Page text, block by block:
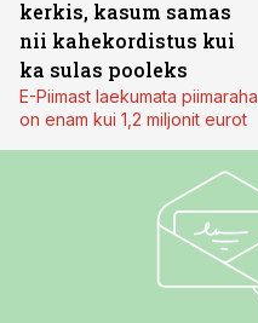
kerkis, kasum samas
nii kahekordistus kui
ka sulas pooleks
E-Piimast laekumata piimaraha
on enam kui 1,2 miljonit eurot